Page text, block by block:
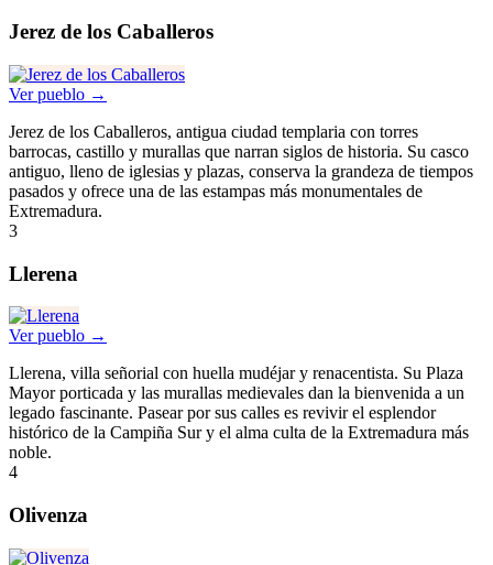
Jerez de los Caballeros
Ver pueblo →
Jerez de los Caballeros, antigua ciudad templaria con torres
barrocas, castillo y murallas que narran siglos de historia. Su casco
antiguo, lleno de iglesias y plazas, conserva la grandeza de tiempos
pasados y ofrece una de las estampas más monumentales de
Extremadura.
3
Llerena
Ver pueblo →
Llerena, villa señorial con huella mudéjar y renacentista. Su Plaza
Mayor porticada y las murallas medievales dan la bienvenida a un
legado fascinante. Pasear por sus calles es revivir el esplendor
histórico de la Campiña Sur y el alma culta de la Extremadura más
noble.
4
Olivenza